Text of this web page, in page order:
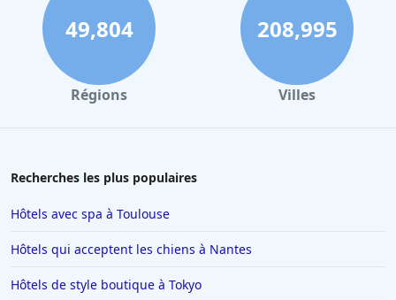
Hôtels à Portet-sur-Garonne
Hôtels à Quiberon
Hôtels à Cluny
Hôtels à Limoges
Hôtels à Valenciennes
Hôtels à Antibes
49,804
Régions
208,995
Villes
Recherches les plus populaires
Hôtels avec spa à Toulouse
Hôtels qui acceptent les chiens à Nantes
Hôtels de style boutique à Tokyo